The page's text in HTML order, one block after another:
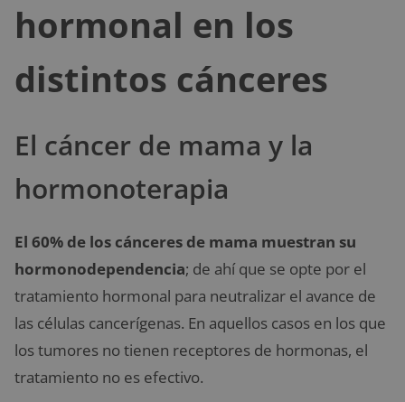
hormonal en los
distintos cánceres
El cáncer de mama y la
hormonoterapia
El 60% de los cánceres de mama muestran su
hormonodependencia; de ahí que se opte por el
tratamiento hormonal para neutralizar el avance de
las células cancerígenas. En aquellos casos en los que
los tumores no tienen receptores de hormonas, el
tratamiento no es efectivo.